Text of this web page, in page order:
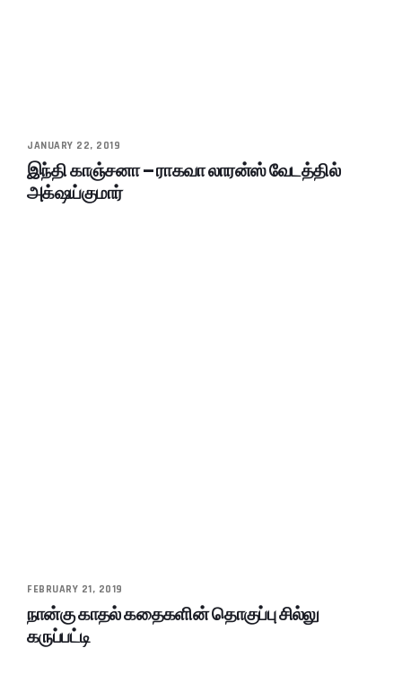
JANUARY 22, 2019
இந்தி காஞ்சனா – ராகவா லாரன்ஸ் வேடத்தில்
அக்‌ஷய்குமார்
FEBRUARY 21, 2019
நான்கு காதல் கதைகளின் தொகுப்பு சில்லு
கருப்பட்டி